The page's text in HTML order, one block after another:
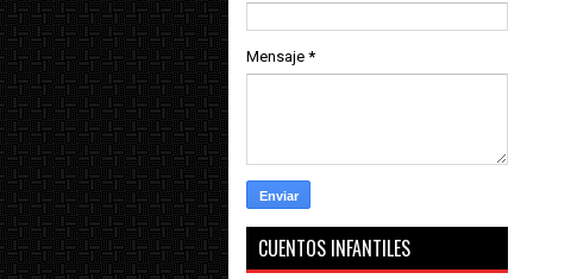
Mensaje *
CUENTOS INFANTILES